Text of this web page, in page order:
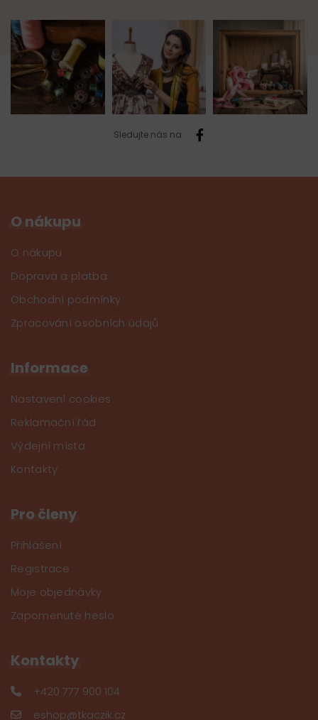
Sledujte nás na
O nákupu
O nákupu
Doprava a platba
Obchodní podmínky
Zpracování osobních údajů
Informace
Nastavení cookies
Reklamační řád
Výdejní místa
Kontakty
Pro členy
Přihlášení
Registrace
Moje objednávky
Zapomenuté heslo
Kontakty
+420 777 900 104
eshop@tkaczik.cz